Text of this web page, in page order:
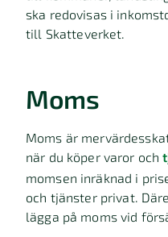
ska redovisas i
till Skatteverket.
Moms
Moms är
när du köper varor och
momsen inräknad i
och tjänster privat.
lägga på moms vid